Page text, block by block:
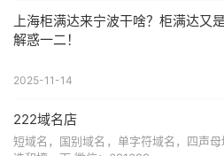
上海柜满达来宁波干啥？柜满达又是
解惑一二！
2025-11-14
222域名店
短域名，国别域名，单字符域名，四声